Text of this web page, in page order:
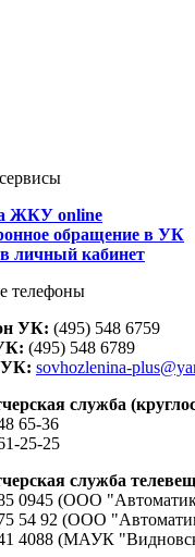
ЖКУ online
обращение в УК
личный кабинет
телефоны
УК: (495) 548 6759
(495) 548 6789
УК: sovhozlenina-
служба
65-36
25-25
служба
0945 (ООО
54 92 (ООО
4088 (МАУК